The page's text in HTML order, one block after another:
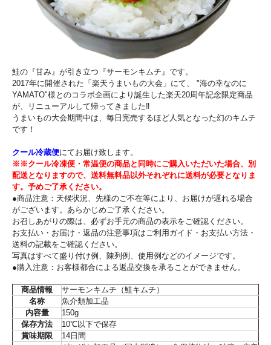
鮭の『甘み』が引き立つ『サーモンキムチ』です。
2017年に開催された「楽天うまいもの大会」にて、 "海の幸なのに
YAMATO"様とのコラボ企画により誕生した楽天20周年記念限定商品
が、リニューアルして帰ってきました‼
うまいもの大会期間中は、毎日完売するほど人気となった幻のキムチ
です！
クール冷蔵便にてお届け致します。
※※クール冷凍便・常温便の商品と同時にご購入いただいた場合、別
配送となりますので、送料無料品以外それぞれに送料が必要となりま
す。予めご了承ください。
●商品注意：天候状況、先様のご不在等により、お届けが遅れる場合
がございます。あらかじめご了承ください。
お召しあがりの際は、必ずお手元の商品の表示をご確認ください。
お支払い・お届け・返品の注意事項はご利用ガイド・お支払い方法・
送料の記載をご確認ください。
写真はすべて盛り付け例、陳列例、使用例などのイメージです。
●購入注意：お客様都合による返品交換を承ることができません。
商品情報
サーモンキムチ（鮭キムチ）
名称
魚介類加工品
内容量
150g
保存方法
10℃以下で保存
賞味期限
14日間